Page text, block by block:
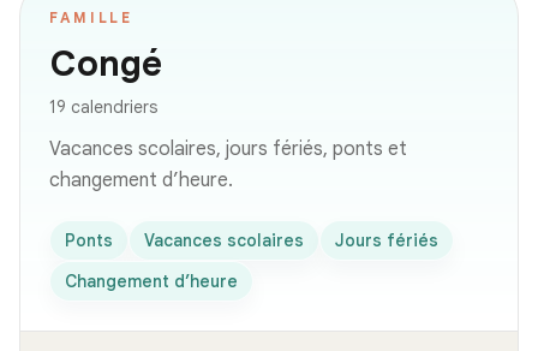
FAMILLE
Congé
19 calendriers
Vacances scolaires, jours fériés, ponts et
changement d’heure.
Ponts Vacances scolaires
Jours fériés
Changement d’heure